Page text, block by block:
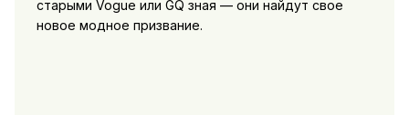
старыми Vogue или GQ зная — они найдут свое
новое модное призвание.